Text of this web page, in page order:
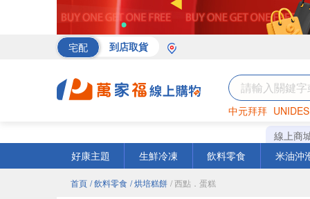
宅配 到店取貨
中元拜拜
巧克力 罐頭
線上商
好康主題
生鮮冷凍 飲料零食 米油沖
首頁 / 飲料零食 / 烘培糕餅 / 西點．蛋糕